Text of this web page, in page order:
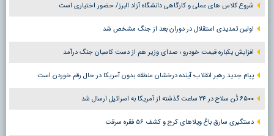
شروع کلاس های عملی و کارگاهی دانشگاه آزاد البرز/ حضور اختیاری است
اولین تمدیدی استقلال در دوران بعد از جنگ مشخص شد
افزایش یکباره قیمت خودرو ؛ صدای وزیر هم از دست کاسبان جنگ درآمد
پیام جدید رهبر انقلاب؛ آینده درخشان منطقه بدون آمریکا در حال رقم خوردن است
۶۵۰۰ تُن سلاح در ۲۴ ساعت گذشته از آمریکا به اسرائیل ارسال شد
دستگیری سارق باغ ویلاهای کرج و کشف ۵۶ فقره سرقت